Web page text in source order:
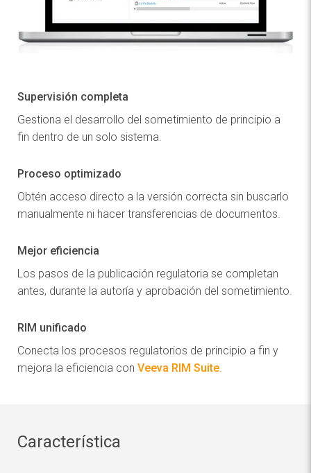
Supervisión completa
Gestiona el desarrollo del sometimiento de principio a
fin dentro de un solo sistema.
Proceso optimizado
Obtén acceso directo a la versión correcta sin buscarlo
manualmente ni hacer transferencias de documentos.
Mejor eficiencia
Los pasos de la publicación regulatoria se completan
antes, durante la autoría y aprobación del sometimiento.
RIM unificado
Conecta los procesos regulatorios de principio a fin y
mejora la eficiencia con Veeva RIM Suite.
Característica